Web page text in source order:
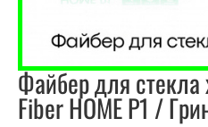
Файбер для
Fiber HOME P1 /